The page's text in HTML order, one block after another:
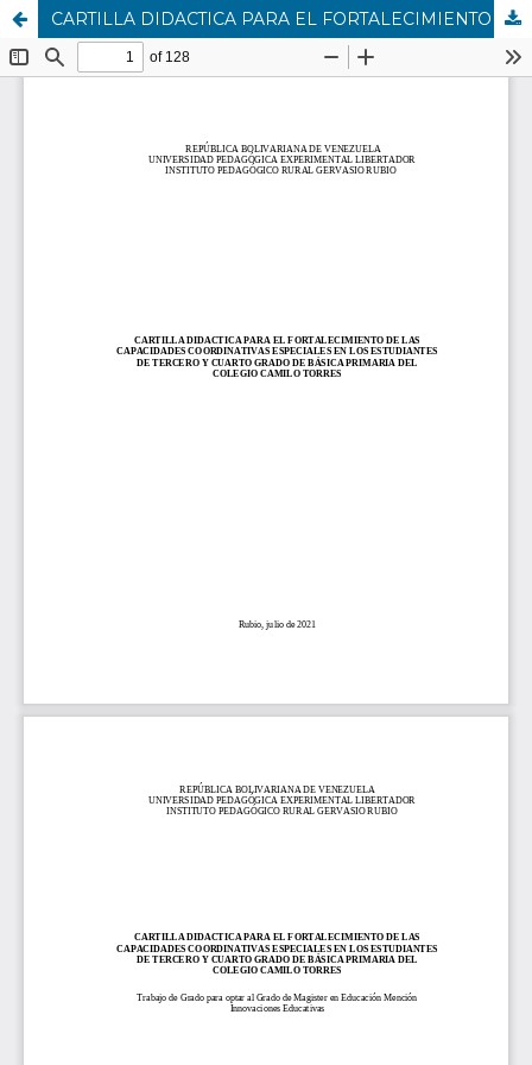
CARTILLA DIDACTICA PARA EL FORTALECIMIENTO DE LAS CAPACIDADES COORDINATIVAS ESPECIALES EN LOS ESTUDIANTES DE TERCERO Y CUARTO GRADO DE BÁSICA PRIMARIA DEL COLEGIO CAMILO TORRES